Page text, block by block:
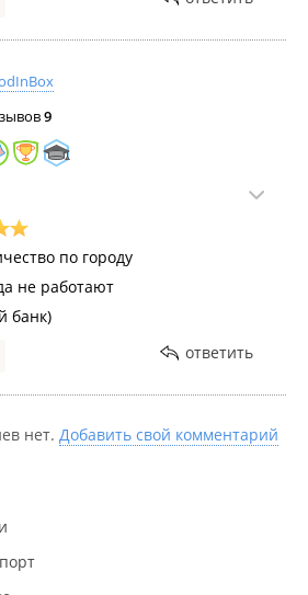
состоянии. Еле разглядела
тк картинка еле видна..
9
по городу
не работают
банк)
ответить
нет. Добавить свой комментарий